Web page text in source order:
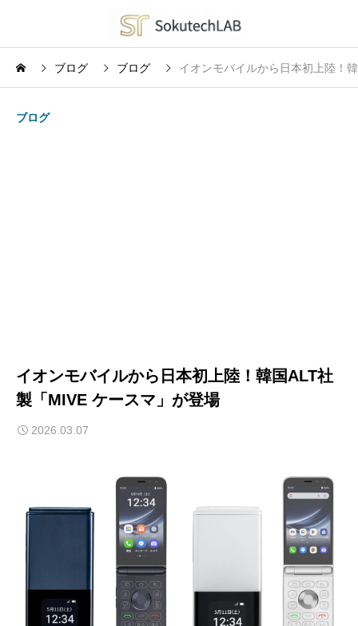
ブログ ブログ イオンモバイルから日本初上陸！
ブログ
イオンモバイルから日本初上陸！韓国ALT社
製「MIVE ケースマ」が登場
2026.03.07